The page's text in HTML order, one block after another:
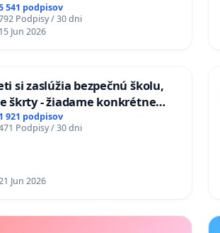
541 podpisov
Podpisy / 30 dni
15 Jun 2026
si zaslúžia bezpečnú školu,
škrty - žiadame konkrétne
na zlepšenie situácie v
1 921 podpisov
Podpisy / 30 dni
Jun 2026